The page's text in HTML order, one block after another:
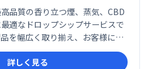
品質の香り立つ煙、蒸気、CBD
適なドロップシップサービスで
を幅広く取り揃え、お客様に最
。
詳しく見る